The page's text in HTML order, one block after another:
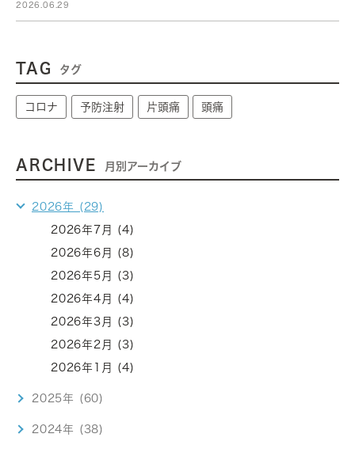
2026.06.29
TAG タグ
コロナ 予防注射 片頭痛 頭痛
ARCHIVE 月別アーカイブ
2026年 (29)
2026年7月 (4)
2026年6月 (8)
2026年5月 (3)
2026年4月 (4)
2026年3月 (3)
2026年2月 (3)
2026年1月 (4)
2025年 (60)
2024年 (38)